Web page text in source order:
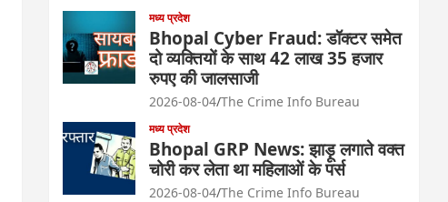
मध्य प्रदेश
Bhopal Cyber Fraud: डॉक्टर समेत
दो व्यक्तियों के साथ 42 लाख 35 हजार
रुपए की जालसाजी
2026-08-04 The Crime Info Bureau
मध्य प्रदेश
Bhopal GRP News: झाड़ू लगाते वक्त
चोरी कर लेता था महिलाओं के पर्स
2026-08-04 The Crime Info Bureau